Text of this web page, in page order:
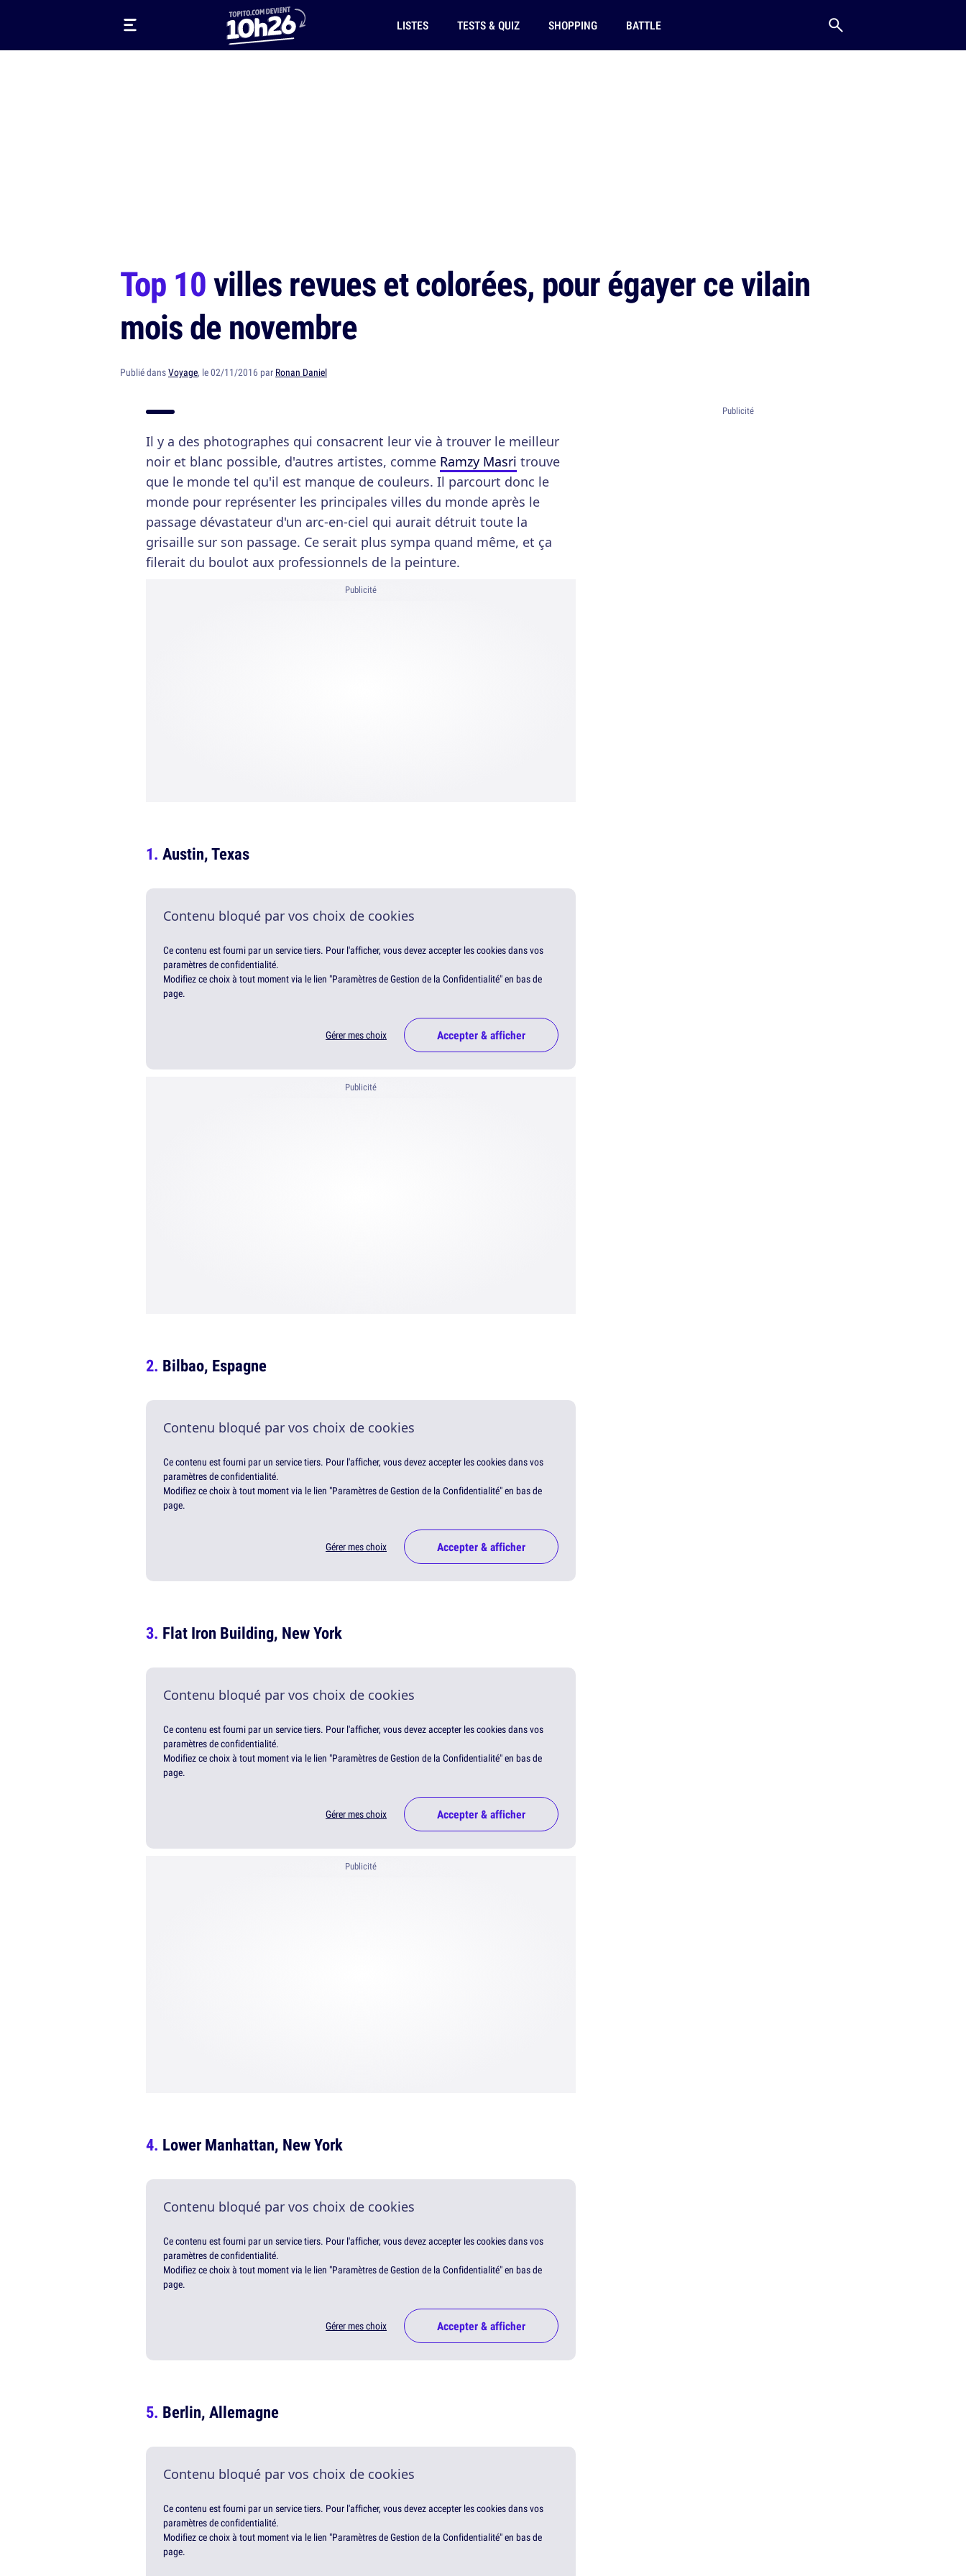
LISTES TESTS & QUIZ SHOPPING BATTLE
Top 10villes revues et colorées, pour égayer ce vilain
mois de novembre
Publié dansVoyage, le 02/11/2016 par Ronan Daniel
Il y a des photographes qui consacrent leur vie à trouver le meilleur
noir et blanc possible, d'autres artistes, comme Ramzy Masri trouve
que le monde tel qu'il est manque de couleurs. Il parcourt donc le
monde pour représenter les principales villes du monde après le
passage dévastateur d'un arc-en-ciel qui aurait détruit toute la
grisaille sur son passage. Ce serait plus sympa quand même, et ça
filerait du boulot aux professionnels de la peinture.
Publicité
Austin, Texas
Contenu bloqué par vos choix de cookies
Ce contenu est fourni par un service tiers. Pour l'afficher, vous devez accepter les cookies dans vos
paramètres de confidentialité.
Modifiez ce choix à tout moment via le lien "Paramètres de Gestion de la Confidentialité" en bas de
page.
Gérer mes choix Accepter & afficher
Publicité
Bilbao, Espagne
Contenu bloqué par vos choix de cookies
Ce contenu est fourni par un service tiers. Pour l'afficher, vous devez accepter les cookies dans vos
paramètres de confidentialité.
Modifiez ce choix à tout moment via le lien "Paramètres de Gestion de la Confidentialité" en bas de
page.
Gérer mes choix Accepter & afficher
Flat Iron Building, New York
Contenu bloqué par vos choix de cookies
Ce contenu est fourni par un service tiers. Pour l'afficher, vous devez accepter les cookies dans vos
paramètres de confidentialité.
Modifiez ce choix à tout moment via le lien "Paramètres de Gestion de la Confidentialité" en bas de
page.
Gérer mes choix Accepter & afficher
Publicité
Lower Manhattan, New York
Contenu bloqué par vos choix de cookies
Ce contenu est fourni par un service tiers. Pour l'afficher, vous devez accepter les cookies dans vos
paramètres de confidentialité.
Modifiez ce choix à tout moment via le lien "Paramètres de Gestion de la Confidentialité" en bas de
page.
Gérer mes choix Accepter & afficher
Berlin, Allemagne
Contenu bloqué par vos choix de cookies
Ce contenu est fourni par un service tiers. Pour l'afficher, vous devez accepter les cookies dans vos
paramètres de confidentialité.
Modifiez ce choix à tout moment via le lien "Paramètres de Gestion de la Confidentialité" en bas de
page.